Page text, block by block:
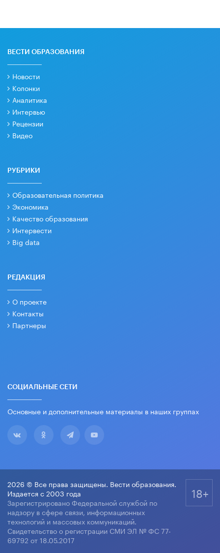
ВЕСТИ ОБРАЗОВАНИЯ
Новости
Колонки
Аналитика
Интервью
Рецензии
Видео
РУБРИКИ
Образовательная политика
Экономика
Качество образования
Интервести
Big data
РЕДАКЦИЯ
О проекте
Контакты
Партнеры
СОЦИАЛЬНЫЕ СЕТИ
Основные и дополнительные материалы в наших группах
2026 © Все права защищены. Вести образования.
Издается с 2003 года
Зарегистрировано Федеральной службой по
надзору в сфере связи, информационных
технологий и массовых коммуникаций.
Свидетельство о регистрации СМИ ЭЛ № ФС 77-
69792 от 18.05.2017
18+